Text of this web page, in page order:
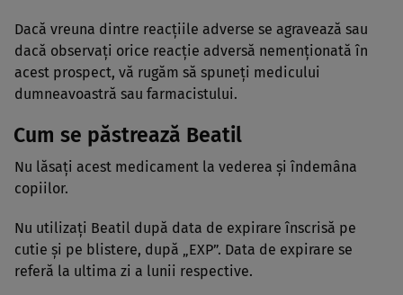
Dacă vreuna dintre reacţiile adverse se agravează sau
dacă observaţi orice reacţie adversă nemenţionată în
acest prospect, vă rugăm să spuneţi medicului
dumneavoastră sau farmacistului.
Cum se păstrează Beatil
Nu lăsaţi acest medicament la vederea şi îndemâna
copiilor.
Nu utilizaţi Beatil după data de expirare înscrisă pe
cutie şi pe blistere, după „EXP”. Data de expirare se
referă la ultima zi a lunii respective.